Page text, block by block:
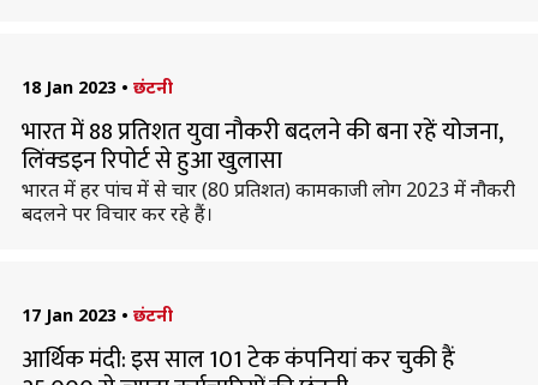
18 Jan 2023 • छंटनी
भारत में 88 प्रतिशत युवा नौकरी बदलने की बना रहें योजना,
लिंक्डइन रिपोर्ट से हुआ खुलासा
भारत में हर पांच में से चार (80 प्रतिशत) कामकाजी लोग 2023 में नौकरी
बदलने पर विचार कर रहे हैं।
17 Jan 2023 • छंटनी
आर्थिक मंदी: इस साल 101 टेक कंपनियां कर चुकी हैं